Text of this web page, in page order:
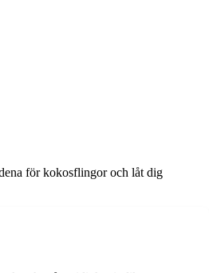
för kokosflingor och låt dig